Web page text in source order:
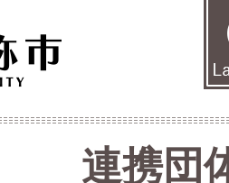
連携団